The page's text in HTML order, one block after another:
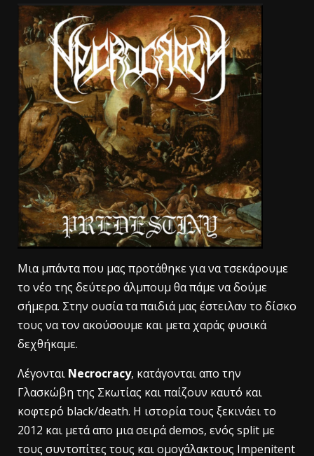
Mια μπάντα που μας προτάθηκε για να τσεκάρουμε
το νέο της δεύτερο άλμπουμ θα πάμε να δούμε
σήμερα. Στην ουσία τα παιδιά μας έστειλαν το δίσκο
τους να τον ακούσουμε και μετα χαράς φυσικά
δεχθήκαμε.
Λέγονται Necrocracy, κατάγονται απο την
Γλασκώβη της Σκωτίας και παίζουν καυτό και
κοφτερό black/death. H ιστορία τους ξεκινάει το
2012 και μετά απο μια σειρά demos, ενός split με
τους συντοπίτες τους και ομογάλακτους Impenitent